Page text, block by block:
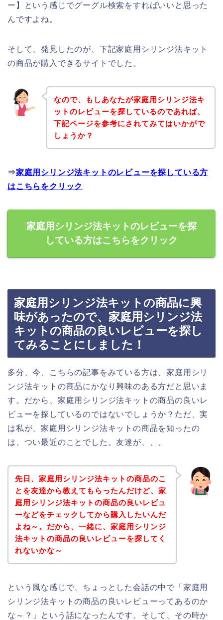
ー】という感じでグーグル検索をすればいいと思った
んですよね。
そして、発見したのが、下記家庭用シリンジ法キット
の商品が購入できるサイトでした。
なので、もしあなたが家庭用シリンジ法キ
ットのレビューを探しているのであれば、
下記ページを参考にされてみてはいかがで
しょうか？
⇒家庭用シリンジ法キットのレビューを探している方
はこちらをクリック
家庭用シリンジ法キットのレビューを探
している方はこちらをクリック
家庭用シリンジ法キットの商品に興
味があったので、家庭用シリンジ法
キットの商品の良いレビューを探し
てみることにしました！
多分、今、こちらの記事をみている方は、家庭用シリ
ンジ法キットの商品にかなり興味のある方だと思いま
す。だから、家庭用シリンジ法キットの商品の良いレ
ビューを探しているのではないでしょうか？ただ、実
は私が、家庭用シリンジ法キットの商品を知ったの
は、つい最近のことでした。友達が、、、
先日、家庭用シリンジ法キットの商品のこ
とを友達から教えてもらったんだけど、家
庭用シリンジ法キットの商品の良いレビュ
ーなどをチェックしてから購入したいんだ
よね～。だから、一緒に、家庭用シリンジ
法キットの商品の良いレビューを探してく
れないかな～
という風な感じで、ちょっとした会話の中で「家庭用
シリンジ法キットの商品の良いレビューってあるのか
な～？」という話になったんです。そして、その時か